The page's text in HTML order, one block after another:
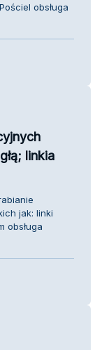
obsługa
linkia
jak: linki
obsługa